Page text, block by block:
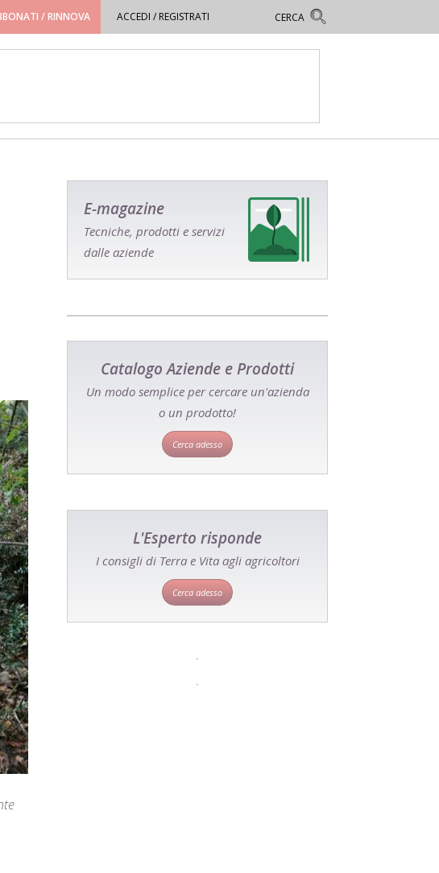
/ RINNOVA ACCEDI / REGISTRATI
E-magazine
Tecniche, prodotti e servizi
dalle aziende
Catalogo Aziende e Prodotti
Un modo semplice per cercare un'azienda
o un prodotto!
Cerca adesso
L'Esperto risponde
I consigli di Terra e Vita agli agricoltori
Cerca adesso